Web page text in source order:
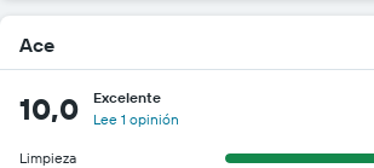
Ace
10,0
Excelente
Lee 1 opinión
Limpieza